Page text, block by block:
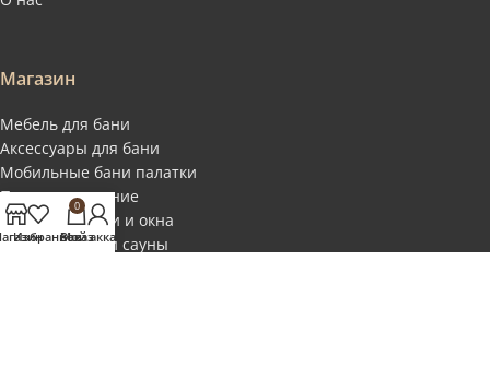
Магазин
Мебель для бани
Аксессуары для бани
Мобильные бани палатки
Печи и отопление
Двери для бани и окна
Отделка бани и сауны
Избранное
0
Заказ
Мой аккаунт